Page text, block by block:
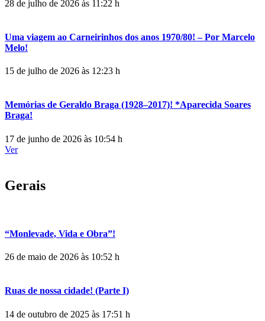
28 de julho de 2026 às 11:22 h
Uma viagem ao Carneirinhos dos anos 1970/80! – Por Marcelo
Melo!
15 de julho de 2026 às 12:23 h
Memórias de Geraldo Braga (1928–2017)! *Aparecida Soares
Braga!
17 de junho de 2026 às 10:54 h
Ver
Gerais
“Monlevade, Vida e Obra”!
26 de maio de 2026 às 10:52 h
Ruas de nossa cidade! (Parte I)
14 de outubro de 2025 às 17:51 h